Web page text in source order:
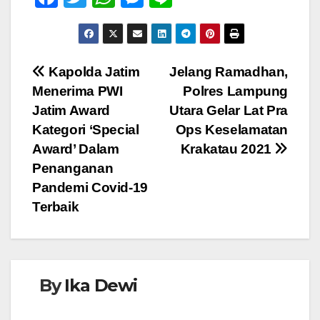
e
b
o
o
k
wi
tt
er
h
at
s
A
p
e
ss
n
e
Navigasi
pos
Jelang Ramadhan,
Polres Lampung
Utara Gelar Lat Pra
Ops Keselamatan
Krakatau 2021
Kapolda Jatim
Menerima PWI
Jatim Award
Kategori ‘Special
Award’ Dalam
Penanganan
Pandemi Covid-19
Terbaik
ByIka Dewi